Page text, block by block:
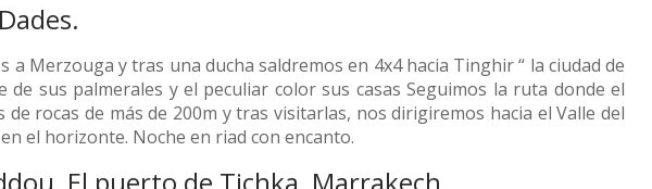
Merzouga y tras una ducha saldremos en 4x4 hacia Tinghir “ la ciudad de
sus palmerales y el peculiar color sus casas Seguimos la ruta donde el
rocas de más de 200m y tras visitarlas, nos dirigiremos hacia el Valle del
el horizonte. Noche en riad con encanto.